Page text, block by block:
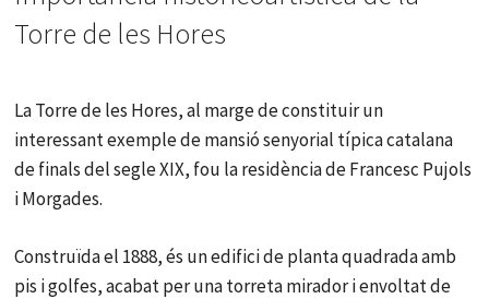
Torre de les Hores
La Torre de les Hores, al marge de constituir un
interessant exemple de mansió senyorial típica catalana
de finals del segle XIX, fou la residència de Francesc Pujols
i Morgades.
Construïda el 1888, és un edifici de planta quadrada amb
pis i golfes, acabat per una torreta mirador i envoltat de